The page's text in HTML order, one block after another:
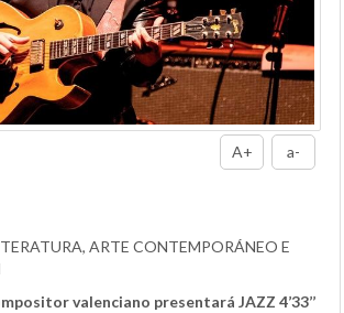
A+ a-
ARTE CONTEMPORÁNEO E
valenciano presentará JAZZ 4’33’’